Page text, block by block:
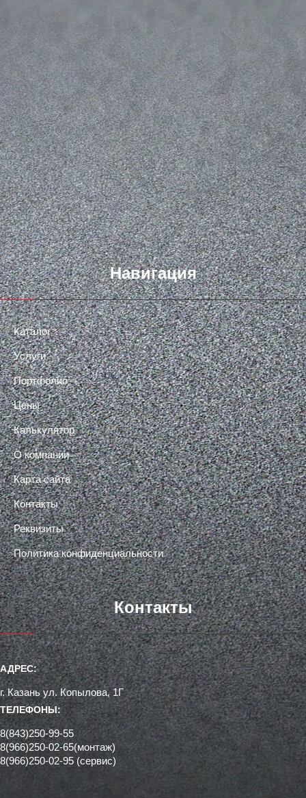
Навигация
Каталог
Услуги
Портфолио
Цены
Калькулятор
О компании
Карта сайта
Контакты
Реквизиты
Политика конфиденциальности
Контакты
АДРЕС:
г. Казань ул. Копылова, 1Г
ТЕЛЕФОНЫ:
8(843)250-99-55
8(966)250-02-65(монтаж)
8(966)250-02-95 (сервис)